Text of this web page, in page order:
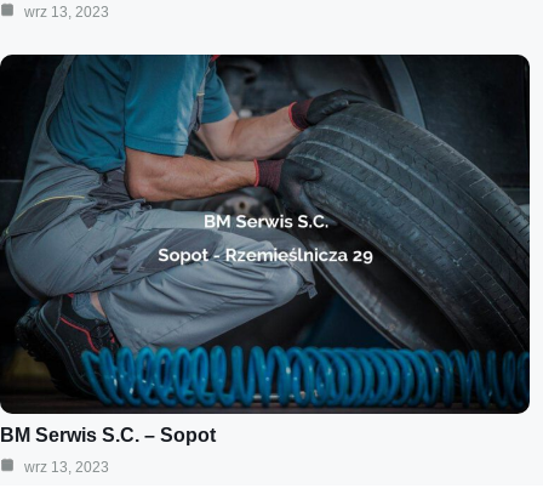
wrz 13, 2023
BM Serwis S.C. – Sopot
wrz 13, 2023